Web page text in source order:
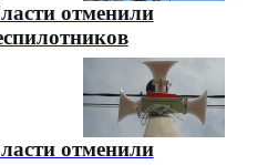
отменили
отменили